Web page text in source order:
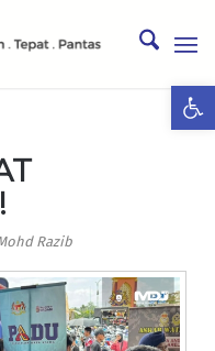
Razib